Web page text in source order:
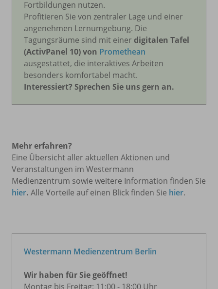
Fortbildungen nutzen.
Profitieren Sie von zentraler Lage und einer
angenehmen Lernumgebung. Die
Tagungsräume sind mit einer digitalen Tafel
(ActivPanel 10) von Promethean
ausgestattet, die interaktives Arbeiten
besonders komfortabel macht.
Interessiert? Sprechen Sie uns gern an.
Mehr erfahren?
Eine Übersicht aller aktuellen Aktionen und
Veranstaltungen im Westermann
Medienzentrum sowie weitere Information finden Sie
hier. Alle Vorteile auf einen Blick finden Sie hier.
Westermann Medienzentrum Berlin
Wir haben für Sie geöffnet!
Montag bis Freitag: 11:00 - 18:00 Uhr